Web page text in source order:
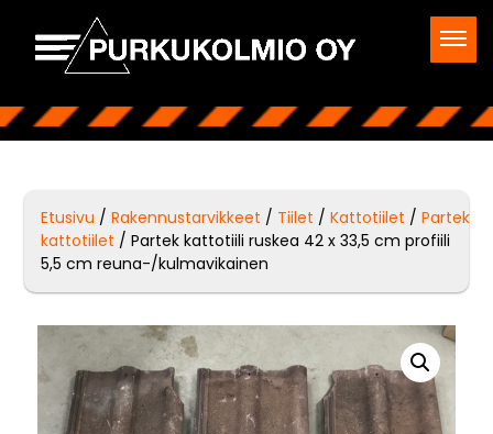
Etusivu /Rakennustarvikkeet / Tiilet /Kattotiilet /Partek
kattotiilet / Partek kattotiili ruskea 42 x 33,5 cm profiili
5,5 cm reuna-/kulmavikainen